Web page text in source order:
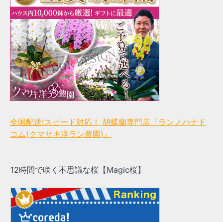
全国配送!スピード対応！ 胡蝶蘭専門店『ランノハナド
コム(クマサキ洋ラン農園)』
12時間で咲く不思議な桜【Magic桜】